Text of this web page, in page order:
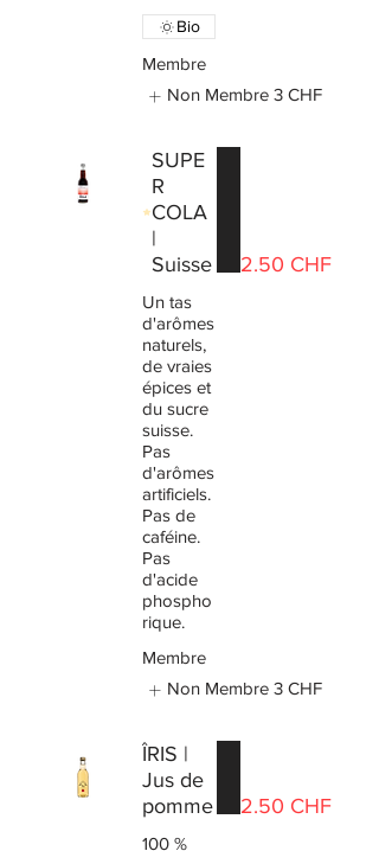
Bio
Membre
Non Membre 3 CHF
SUPE
R
COLA
|
Suisse
Un tas
d'arômes
naturels,
de vraies
épices et
du sucre
suisse.
Pas
d'arômes
artificiels.
Pas de
caféine.
Pas
d'acide
phospho
rique.
2.50 CHF
Membre
Non Membre 3 CHF
ÎRIS |
Jus de
pomme
100 %
2.50 CHF